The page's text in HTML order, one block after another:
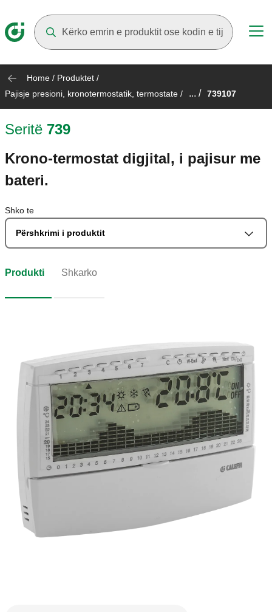
Home / Produktet /
Pajisje presioni, kronotermostatik, termostate / ... / 739107
Seritë 739
Krono-termostat digjital, i pajisur me
bateri.
Shko te
Përshkrimi i produktit
Produkti Shkarko